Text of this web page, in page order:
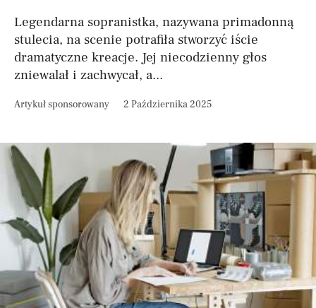
Legendarna sopranistka, nazywana primadonną
stulecia, na scenie potrafiła stworzyć iście
dramatyczne kreacje. Jej niecodzienny głos
zniewalał i zachwycał, a...
Artykuł sponsorowany 2 Października 2025